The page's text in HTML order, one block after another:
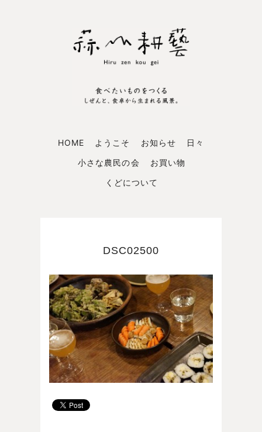
HOME ようこそ お知らせ
日々
小さな農民の会
お買い物
くどについて
DSC02500